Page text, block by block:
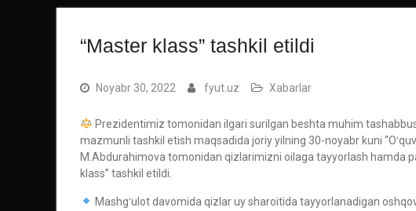
“Master klass” tashkil etildi
Noyabr 30, 2022 fyut.uz Xabarlar
Prezidentimiz tomonidan ilgari surilgan beshta muhim
mazmunli tashkil etish maqsadida joriy yilning 30-noyabr kuni
M.Abdurahimova tomonidan qizlarimizni oilaga tayyorlash hamda
klass” tashkil etildi.
Mashgʻulot davomida qizlar uy sharoitida tayyorlanadigan